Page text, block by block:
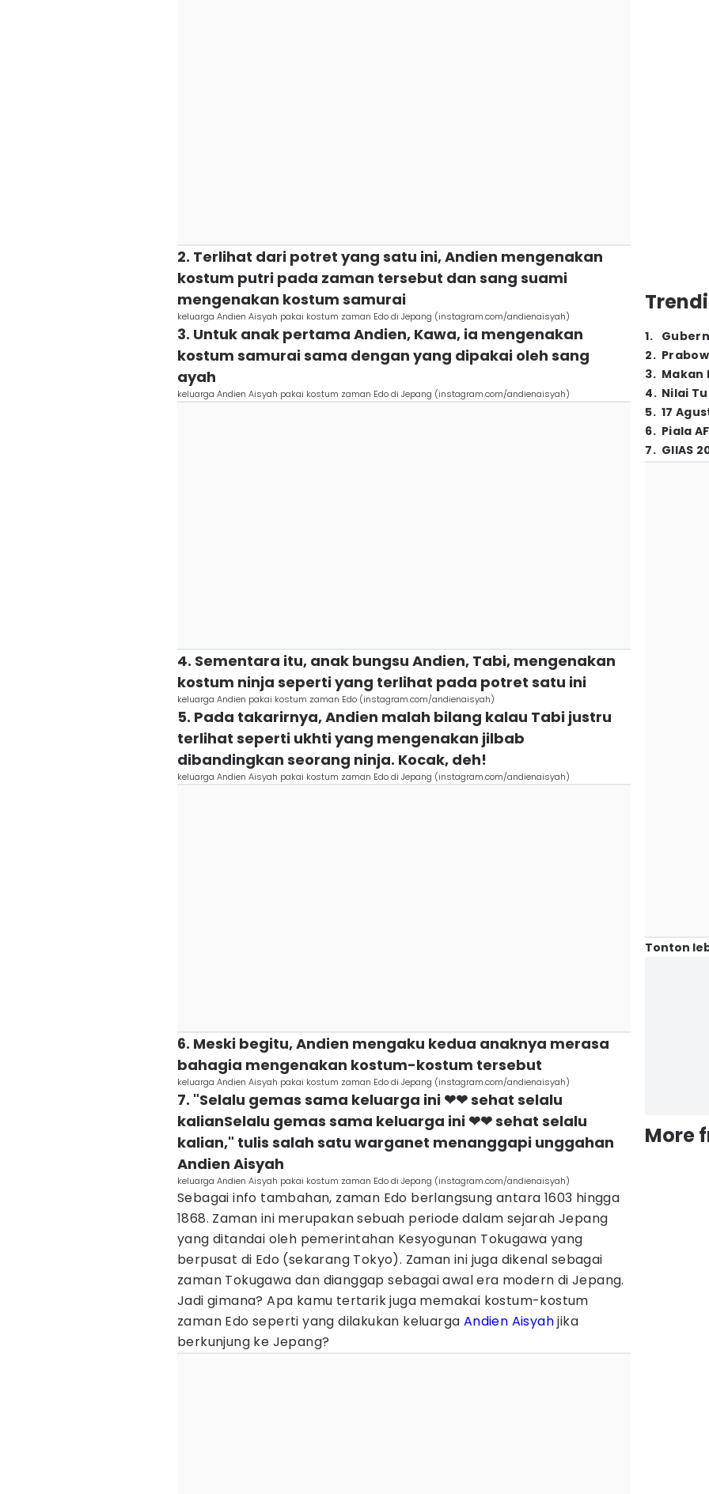
2. Terlihat dari potret yang satu ini, Andien mengenakan
kostum putri pada zaman tersebut dan sang suami
mengenakan kostum samurai
keluarga Andien Aisyah pakai kostum zaman Edo di Jepang (instagram.com/andienaisyah)
3. Untuk anak pertama Andien, Kawa, ia mengenakan
kostum samurai sama dengan yang dipakai oleh sang
ayah
keluarga Andien Aisyah pakai kostum zaman Edo di Jepang (instagram.com/andienaisyah)
4. Sementara itu, anak bungsu Andien, Tabi, mengenakan
kostum ninja seperti yang terlihat pada potret satu ini
keluarga Andien pakai kostum zaman Edo (instagram.com/andienaisyah)
5. Pada takarirnya, Andien malah bilang kalau Tabi justru
terlihat seperti ukhti yang mengenakan jilbab
dibandingkan seorang ninja. Kocak, deh!
keluarga Andien Aisyah pakai kostum zaman Edo di Jepang (instagram.com/andienaisyah)
6. Meski begitu, Andien mengaku kedua anaknya merasa
bahagia mengenakan kostum-kostum tersebut
keluarga Andien Aisyah pakai kostum zaman Edo di Jepang (instagram.com/andienaisyah)
7. "Selalu gemas sama keluarga ini ❤❤ sehat selalu
kalianSelalu gemas sama keluarga ini ❤❤ sehat selalu
kalian," tulis salah satu warganet menanggapi unggahan
Andien Aisyah
keluarga Andien Aisyah pakai kostum zaman Edo di Jepang (instagram.com/andienaisyah)
Sebagai info tambahan, zaman Edo berlangsung antara 1603 hingga
1868. Zaman ini merupakan sebuah periode dalam sejarah Jepang
yang ditandai oleh pemerintahan Kesyogunan Tokugawa yang
berpusat di Edo (sekarang Tokyo). Zaman ini juga dikenal sebagai
zaman Tokugawa dan dianggap sebagai awal era modern di Jepang.
Jadi gimana? Apa kamu tertarik juga memakai kostum-kostum
zaman Edo seperti yang dilakukan keluarga Andien Aisyahjika
berkunjung ke Jepang?
1.
2.
3. Makan
4. Nilai
5. 17
6. Piala
7. GIIAS
Tonton
More